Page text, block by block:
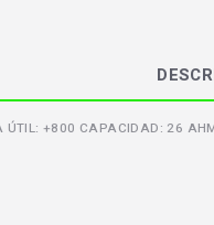
ÚTIL: +800 CAPACIDAD: 26